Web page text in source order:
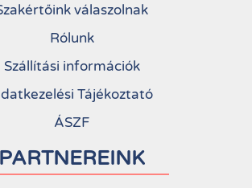
válaszolnak
Rólunk
Szállítási információk
Tájékoztató
ÁSZF
PARTNEREINK